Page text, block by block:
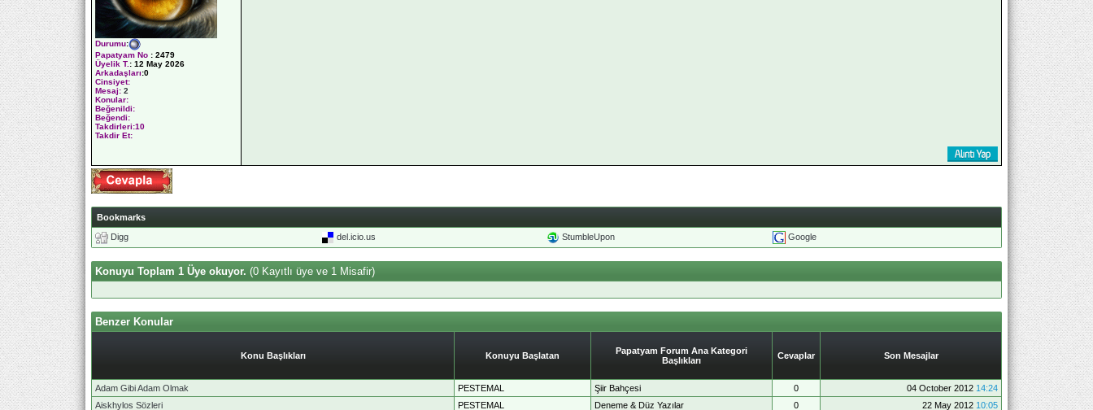
Durumu:
Papatyam No : 2479
Üyelik T. : 12 May 2026
Arkadaşları:0
Cinsiyet:
Mesaj: 2
Konular:
Beğenildi:
Beğendi:
Takdirleri:10
Takdir Et:
Bookmarks
Digg
del.icio.us StumbleUpon Google
Konuyu Toplam 1 Üye okuyor. (0 Kayıtlı üye ve 1 Misafir)
Benzer Konular
Konu Başlıkları Konuyu Başlatan
Papatyam Forum Ana Kategori
Başlıkları
Cevaplar Son Mesajlar
Adam Gibi Adam Olmak PESTEMAL Şiir Bahçesi 0 04 October 2012 14:24
Aiskhylos Sözleri
PESTEMAL Deneme & Düz Yazılar 0 22 May 2012 10:05